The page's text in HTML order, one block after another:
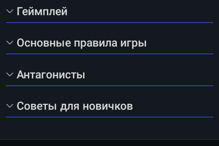
Геймплей
Основные правила игры
Антагонисты
Советы для новичков